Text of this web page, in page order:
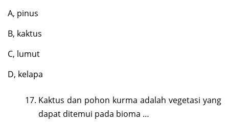
A, pinus
B, kaktus
C, lumut
D, kelapa
Kaktus dan pohon kurma adalah vegetasi yang
dapat ditemui pada bioma …